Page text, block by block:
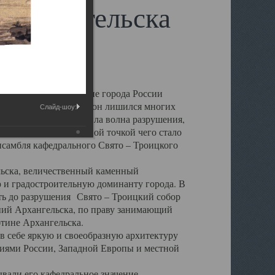
другие губернские города России
результате которых он лишился многих
Архангельску ударила волна разрушения,
–х годов. Отправной точкой чего стало
кафедрального Свято – Троицкого
величественный каменный
градостроительную доминанту города. В
до разрушения Свято – Троицкий собор
Архангельска, по праву занимающий
Архангельска.
яркую и своеобразную архитектуру
России, Западной Европы и местной
Слайд-шоу: